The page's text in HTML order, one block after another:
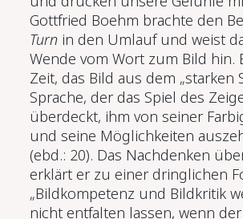
Gottfried Boehm brachte den
Turn in den Umlauf und weist
Wende vom Wort zum Bild hin.
Zeit, das Bild aus dem „starken
Sprache, der das Spiel des
überdeckt, ihm von seiner
und seine Möglichkeiten
(ebd.: 20). Das Nachdenken
erklärt er zu einer dringlichen
„Bildkompetenz und Bildkritik
nicht entfalten lassen, wenn